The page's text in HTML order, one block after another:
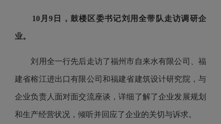
10月9日，鼓楼区委书记刘用全带队走访调研企
业。
刘用全一行先后走访了福州市自来水有限公司、福
建省榕江进出口有限公司和福建省建筑设计研究院，与
企业负责人面对面交流座谈，详细了解了企业发展规划
和生产经营状况，倾听并回应了企业的关切与诉求。